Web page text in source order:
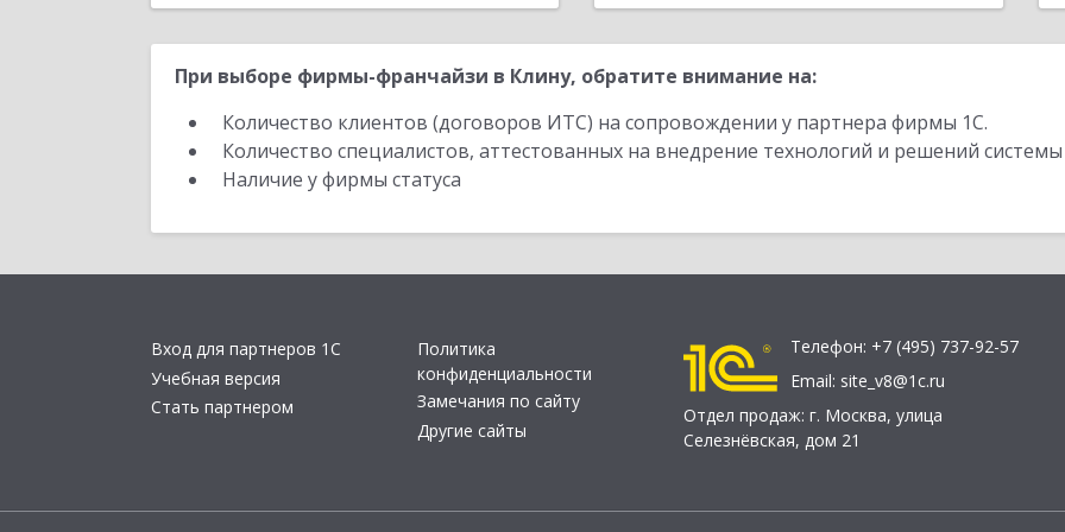
При выборе фирмы-франчайзи в Клину, обратите внимание на:
Количество клиентов (договоров ИТС) на сопровождении у партнера фирмы 1С.
Количество специалистов, аттестованных на внедрение технологий и решений
Наличие у фирмы статуса
Вход для партнеров 1С
Учебная версия
Стать партнером
Политика
конфиденциальности
Замечания по сайту
Другие сайты
Телефон: +7 (495) 737-92-57
Email: site_v8@1c.ru
Отдел продаж: г. Москва, улица
Селезнёвская, дом 21